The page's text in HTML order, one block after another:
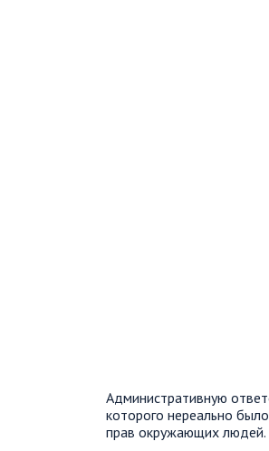
Административную
которого нереально
прав окружающих людей.